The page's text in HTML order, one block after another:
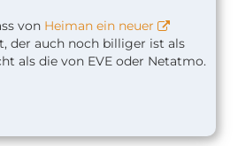
von Heiman ein neuer
der auch noch billiger ist als
als die von EVE oder Netatmo.